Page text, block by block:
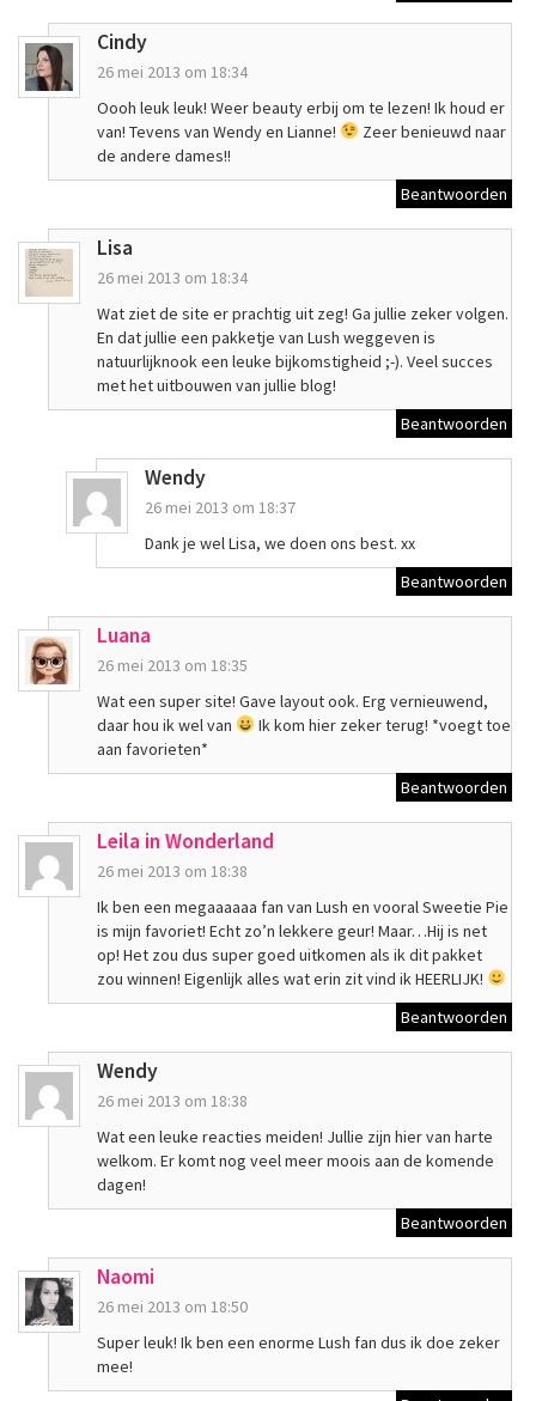
Cindy
26 mei 2013 om 18:34
Oooh leuk leuk! Weer beauty erbij om te lezen! Ik houd er
van! Tevens van Wendy en Lianne!
Zeer benieuwd naar
de andere dames!!
Beantwoorden
Lisa
26 mei 2013 om 18:34
Wat ziet de site er prachtig uit zeg! Ga jullie zeker volgen.
En dat jullie een pakketje van Lush weggeven is
natuurlijknook een leuke bijkomstigheid ;-). Veel succes
met het uitbouwen van jullie blog!
Beantwoorden
Wendy
26 mei 2013 om 18:37
Dank je wel Lisa, we doen ons best. xx
Beantwoorden
Luana
26 mei 2013 om 18:35
Wat een super site! Gave layout ook. Erg vernieuwend,
daar hou ik wel van
Ik kom hier zeker terug! *voegt toe
aan favorieten*
Beantwoorden
Leila in Wonderland
26 mei 2013 om 18:38
Ik ben een megaaaaaa fan van Lush en vooral Sweetie Pie
is mijn favoriet! Echt zo’n lekkere geur! Maar…Hij is net
op! Het zou dus super goed uitkomen als ik dit pakket
zou winnen! Eigenlijk alles wat erin zit vind ik HEERLIJK!
Beantwoorden
Wendy
26 mei 2013 om 18:38
Wat een leuke reacties meiden! Jullie zijn hier van harte
welkom. Er komt nog veel meer moois aan de komende
dagen!
Beantwoorden
Naomi
26 mei 2013 om 18:50
Super leuk! Ik ben een enorme Lush fan dus ik doe zeker
mee!